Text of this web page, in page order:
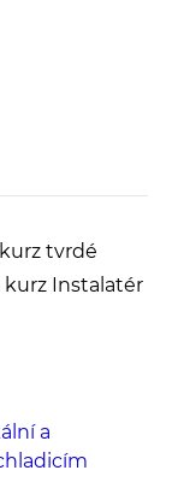
tvrdé
kurz Instalatér
a